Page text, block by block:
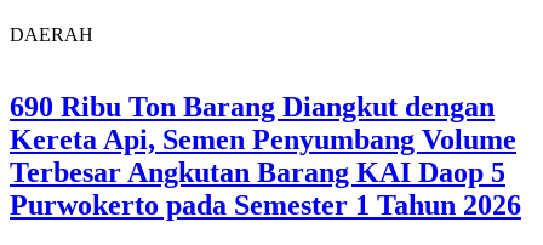
DAERAH
690 Ribu Ton Barang Diangkut dengan
Kereta Api, Semen Penyumbang Volume
Terbesar Angkutan Barang KAI Daop 5
Purwokerto pada Semester 1 Tahun 2026